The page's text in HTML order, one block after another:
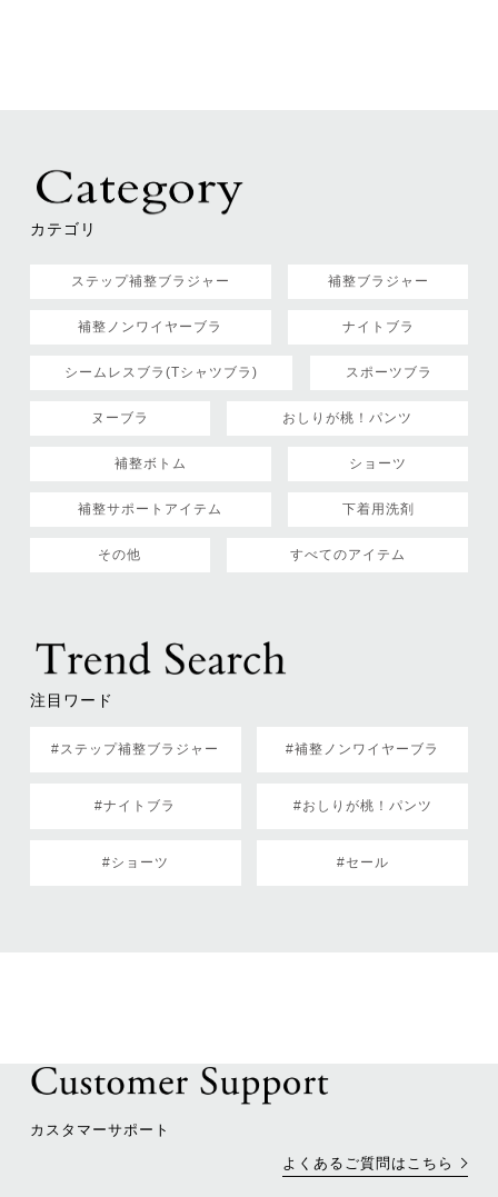
カテゴリ
ステップ補整ブラジャー 補整ブラジャー
補整ノンワイヤーブラ ナイトブラ
シームレスブラ(Tシャツブラ) スポーツブラ
ヌーブラ おしりが桃！パンツ
補整ボトム ショーツ
補整サポートアイテム 下着用洗剤
その他 すべてのアイテム
注目ワード
#ステップ補整ブラジャー #補整ノンワイヤーブラ
#ナイトブラ #おしりが桃！パンツ
#ショーツ #セール
カスタマーサポート
よくあるご質問はこちら